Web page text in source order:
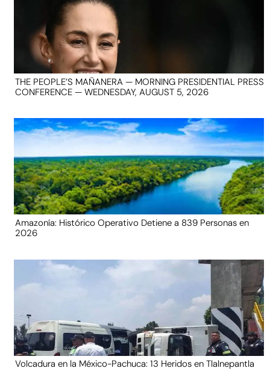
THE PEOPLE’S MAÑANERA — MORNING PRESIDENTIAL PRESS
CONFERENCE — WEDNESDAY, AUGUST 5, 2026
Amazonía: Histórico Operativo Detiene a 839 Personas en
2026
Volcadura en la México-Pachuca: 13 Heridos en Tlalnepantla